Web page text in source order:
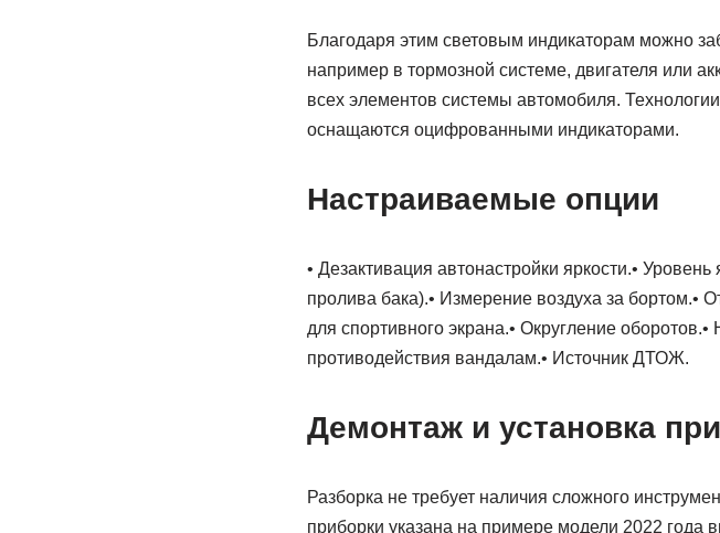
Благодаря этим световым индикаторам можно
например в тормозной системе, двигателя или
всех элементов системы автомобиля.
оснащаются оцифрованными индикаторами.
Настраиваемые опции
• Дезактивация автонастройки яркости.•
пролива бака).• Измерение воздуха за бортом.•
для спортивного экрана.• Округление
противодействия вандалам.• Источник ДТОЖ.
Демонтаж и установка
Разборка не требует наличия сложного
приборки указана на примере модели 2022 года